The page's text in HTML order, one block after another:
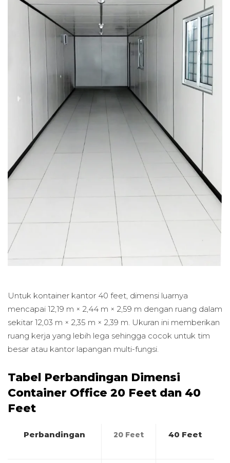
Untuk kontainer kantor 40 feet, dimensi luarnya
mencapai 12,19 m × 2,44 m × 2,59 m dengan ruang dalam
sekitar 12,03 m × 2,35 m × 2,39 m. Ukuran ini memberikan
ruang kerja yang lebih lega sehingga cocok untuk tim
besar atau kantor lapangan multi-fungsi.
Tabel Perbandingan Dimensi
Container Office 20 Feet dan 40
Feet
Perbandingan 20 Feet 40 Feet